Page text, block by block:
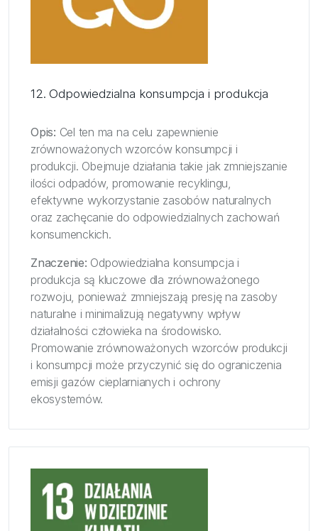
12. Odpowiedzialna konsumpcja i produkcja
Opis: Cel ten ma na celu zapewnienie
zrównoważonych wzorców konsumpcji i
produkcji. Obejmuje działania takie jak zmniejszanie
ilości odpadów, promowanie recyklingu,
efektywne wykorzystanie zasobów naturalnych
oraz zachęcanie do odpowiedzialnych zachowań
konsumenckich.
Znaczenie: Odpowiedzialna konsumpcja i
produkcja są kluczowe dla zrównoważonego
rozwoju, ponieważ zmniejszają presję na zasoby
naturalne i minimalizują negatywny wpływ
działalności człowieka na środowisko.
Promowanie zrównoważonych wzorców produkcji
i konsumpcji może przyczynić się do ograniczenia
emisji gazów cieplarnianych i ochrony
ekosystemów.